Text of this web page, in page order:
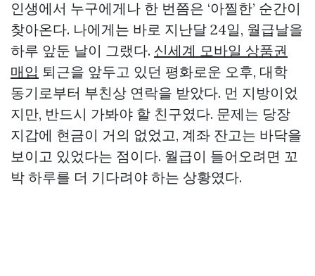
인생에서 누구에게나 한 번쯤은 ‘아찔한’ 순간이
찾아온다. 나에게는 바로 지난달 24일, 월급날을
하루 앞둔 날이 그랬다. 신세계 모바일 상품권
매입 퇴근을 앞두고 있던 평화로운 오후, 대학
동기로부터 부친상 연락을 받았다. 먼 지방이었
지만, 반드시 가봐야 할 친구였다. 문제는 당장
지갑에 현금이 거의 없었고, 계좌 잔고는 바닥을
보이고 있었다는 점이다. 월급이 들어오려면 꼬
박 하루를 더 기다려야 하는 상황였다.